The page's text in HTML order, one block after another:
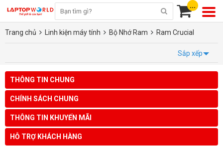
...
Trang chủ Linh kiện máy tính Bộ Nhớ Ram Ram Crucial
Sắp xếp
THÔNG TIN CHUNG
CHÍNH SÁCH CHUNG
THÔNG TIN KHUYẾN MÃI
HỖ TRỢ KHÁCH HÀNG